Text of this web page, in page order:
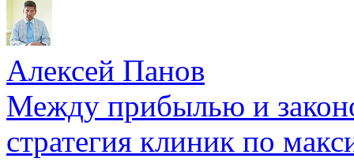
Алексей Панов
Между прибылью и
стратегия клиник по